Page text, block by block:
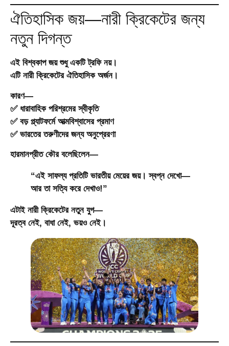
ঐতিহাসিক জয়—নারী ক্রিকেটের জন্য
নতুন দিগন্ত
এই বিশ্বকাপ জয় শুধু একটি ট্রফি নয়।
এটি নারী ক্রিকেটের ঐতিহাসিক অর্জন।
কারণ—
✅ ধারাবাহিক পরিশ্রমের স্বীকৃতি
✅ বড় প্ল্যাটফর্মে আত্মবিশ্বাসের প্রমাণ
✅ ভারতের তরুণীদের জন্য অনুপ্রেরণা
হারমানপ্রীত কৌর বলেছিলেন—
“এই সাফল্য প্রতিটি ভারতীয় মেয়ের জয়। স্বপ্ন দেখো—
আর তা সত্যি করে দেখাও!”
এটাই নারী ক্রিকেটের নতুন যুগ—
দূরত্ব নেই, বাধা নেই, ভয়ও নেই।